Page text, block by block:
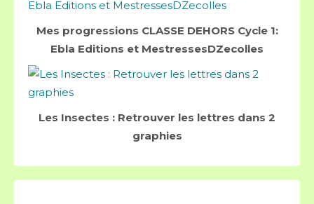
Mes progressions CLASSE DEHORS Cycle 1:
Ebla Editions et MestressesDZecolles
Les Insectes : Retrouver les lettres dans 2
graphies